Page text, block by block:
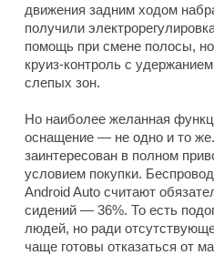
движения задним ходом
получили
помощь при смене полосы,
круиз-контроль с
слепых зон.
Но наиболее желанная
оснащение — не одно и то
заинтересован в полном
условием покупки.
Android Auto считают
сидений — 36%. То есть
людей, но ради
чаще готовы отказаться от